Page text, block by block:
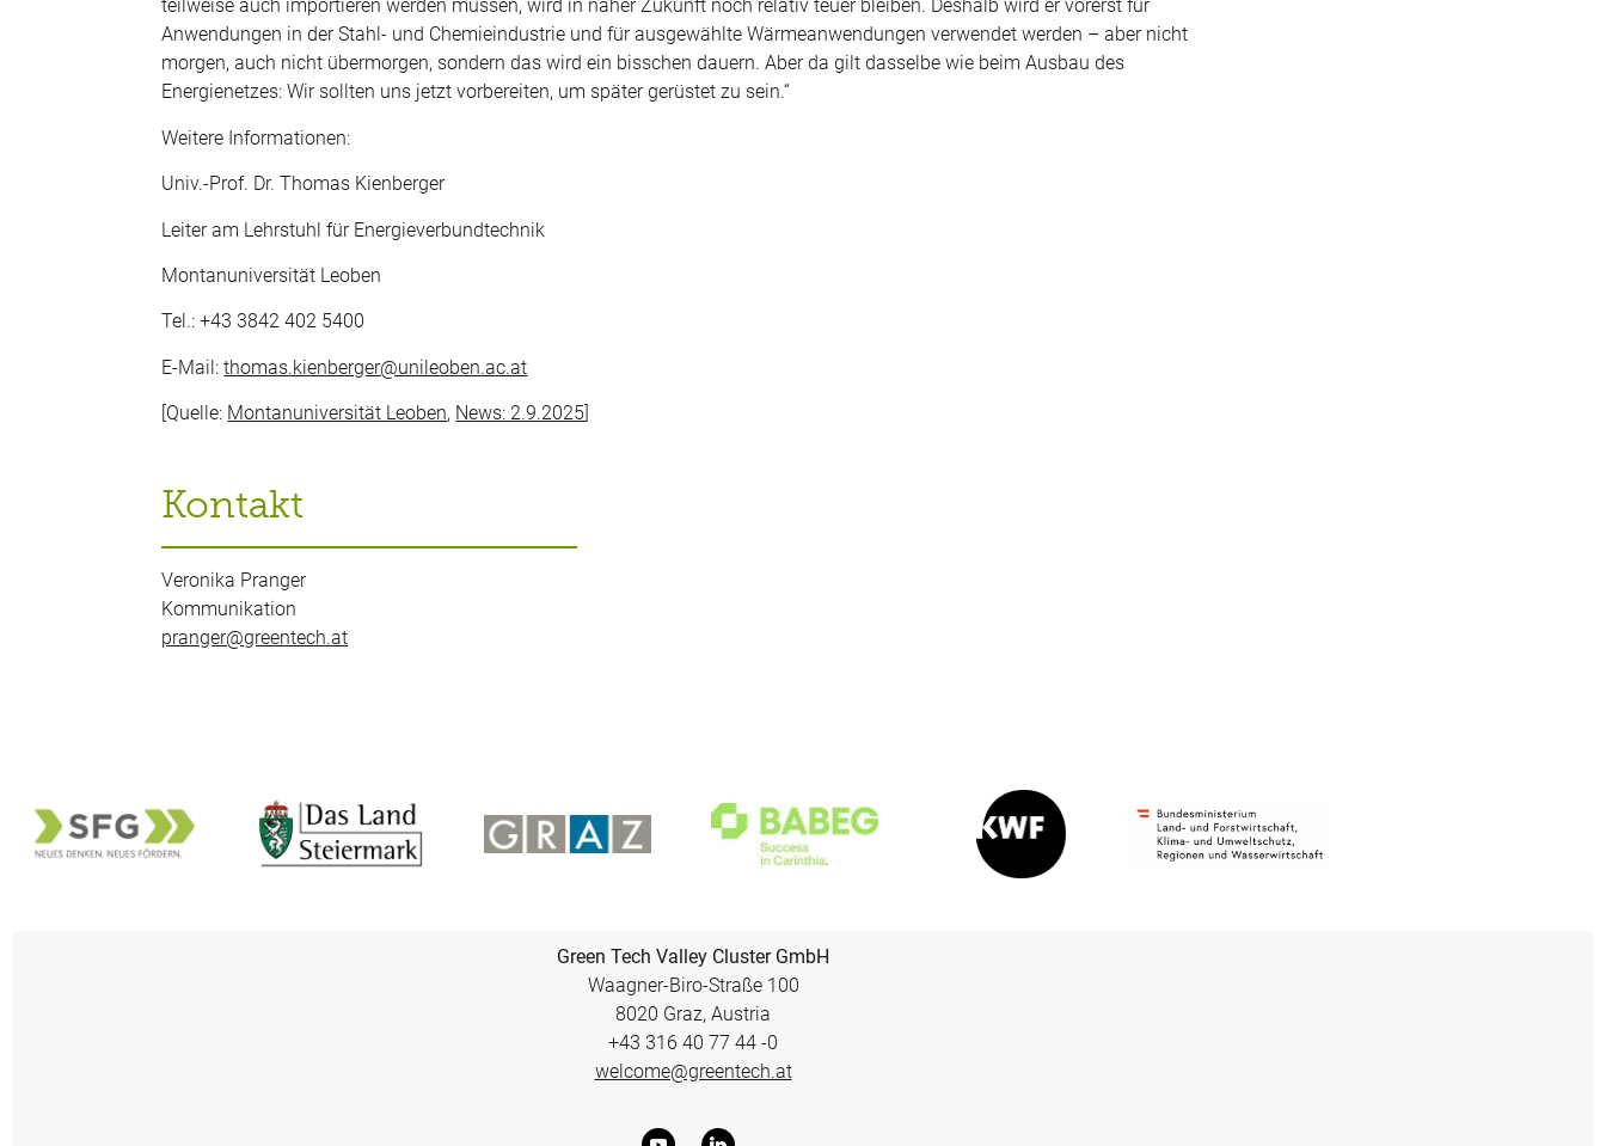
teilweise auch importieren werden müssen, wird in naher Zukunft noch relativ teuer bleiben. Deshalb wird er vorerst für
Anwendungen in der Stahl- und Chemieindustrie und für ausgewählte Wärmeanwendungen verwendet werden – aber nicht
morgen, auch nicht übermorgen, sondern das wird ein bisschen dauern. Aber da gilt dasselbe wie beim Ausbau des
Energienetzes: Wir sollten uns jetzt vorbereiten, um später gerüstet zu sein.“
Weitere Informationen:
Univ.-Prof. Dr. Thomas Kienberger
Leiter am Lehrstuhl für Energieverbundtechnik
Montanuniversität Leoben
Tel.: +43 3842 402 5400
E-Mail:thomas.kienberger@unileoben.ac.at
[Quelle: Montanuniversität Leoben, News: 2.9.2025]
Kontakt
Veronika Pranger
Kommunikation
pranger@greentech.at
Green Tech Valley Cluster GmbH
Waagner-Biro-Straße 100
8020 Graz, Austria
+43 316 40 77 44 -0
welcome@greentech.at